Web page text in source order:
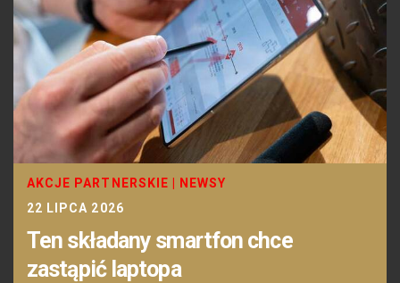
AKCJE PARTNERSKIE
NEWSY
22 LIPCA 2026
Ten składany smartfon chce
zastąpić laptopa